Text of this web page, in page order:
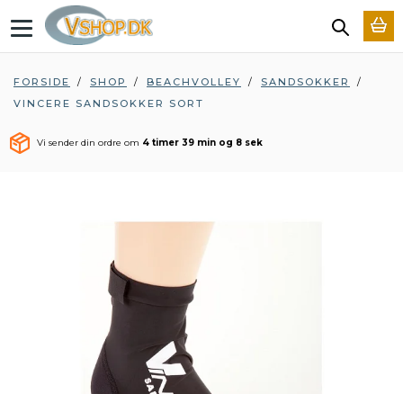
T
g
l
e
a
v
FORSIDE / SHOP / BEACHVOLLEY / SANDSOKKER
/
VINCERE SANDSOKKER SORT
Vi sender din ordre om 4 timer 39 min og 8 sek